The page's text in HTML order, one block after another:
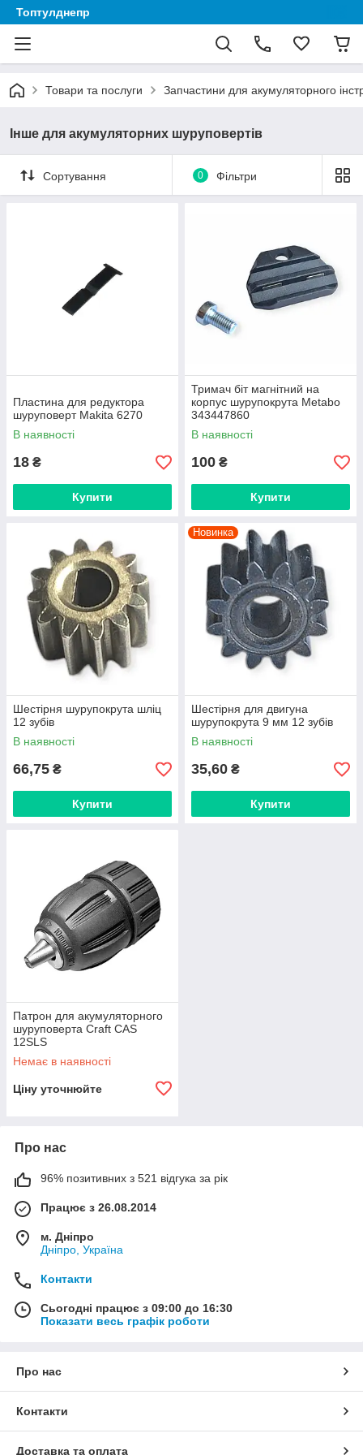
Топтулднепр
Товари та послуги Запчастини для акумуляторного
Інше для акумуляторних шуруповертів
Сортування 0 Фільтри
Пластина для редуктора
шуруповерт Makita 6270
В наявності
18 ₴
Купити
Тримач біт магнітний на
корпус шурупокрута Metabo
343447860
В наявності
100 ₴
Купити
Шестірня шурупокрута шліц
12 зубів
В наявності
66,75 ₴
Купити
Новинка
Шестірня для двигуна
шурупокрута 9 мм 12 зубів
В наявності
35,60 ₴
Купити
Патрон для акумуляторного
шуруповерта Craft CAS
12SLS
Немає в наявності
Ціну уточнюйте
Про нас
96% позитивних з 521 відгука за рік
Працює з 26.08.2014
м. Дніпро
Дніпро, Україна
Контакти
Сьогодні працює з 09:00 до 16:30
Показати весь графік роботи
Про нас
Контакти
Доставка та оплата